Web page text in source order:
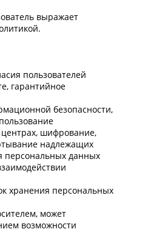
выражает
пользователей
гарантийное
безопасности,
шифрование,
надлежащих
персональных данных
хранения персональных
может
возможности